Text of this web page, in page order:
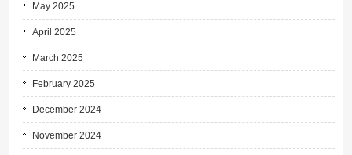
May 2025
April 2025
March 2025
February 2025
December 2024
November 2024